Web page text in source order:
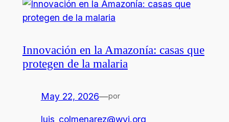
Innovación en la Amazonía: casas que
protegen de la malaria
May 22, 2026—por
luis_colmenarez@wvi.org